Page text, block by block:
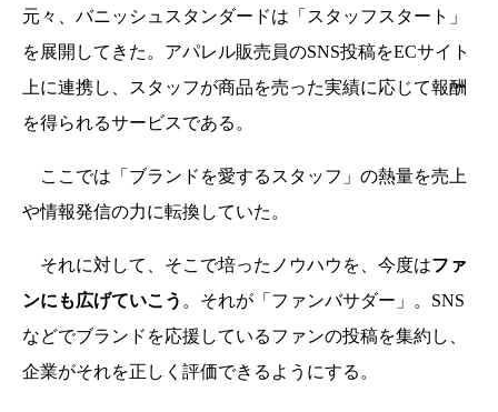
元々、バニッシュスタンダードは「スタッフスタート」
を展開してきた。アパレル販売員のSNS投稿をECサイト
上に連携し、スタッフが商品を売った実績に応じて報酬
を得られるサービスである。
ここでは「ブランドを愛するスタッフ」の熱量を売上
や情報発信の力に転換していた。
それに対して、そこで培ったノウハウを、今度はファ
ンにも広げていこう 。それが「ファンバサダー」。SNS
などでブランドを応援しているファンの投稿を集約し、
企業がそれを正しく評価できるようにする。